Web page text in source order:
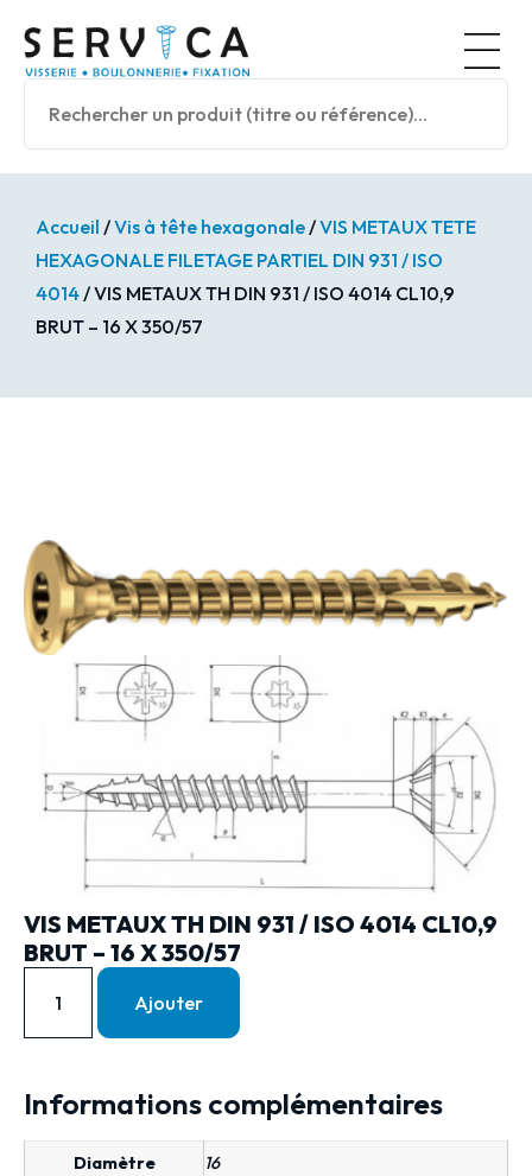
Accueil /Vis à tête hexagonale/VIS METAUX TETE
HEXAGONALE FILETAGE PARTIEL DIN 931 / ISO
4014/ VIS METAUX TH DIN 931 / ISO 4014 CL10,9
BRUT – 16 X 350/57
VIS METAUX TH DIN 931 / ISO 4014 CL10,9
BRUT – 16 X 350/57
Ajouter
Informations complémentaires
Diamètre 16